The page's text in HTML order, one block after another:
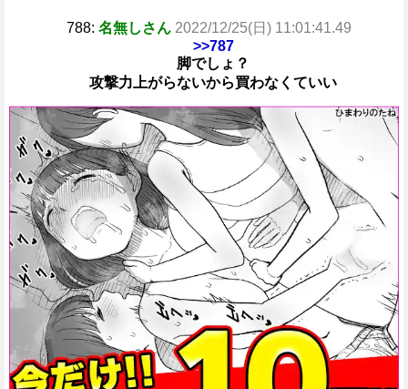
788: 名無しさん 2022/12/25(日) 11:01:41.49
>>787
脚でしょ？
攻撃力上がらないから買わなくていい